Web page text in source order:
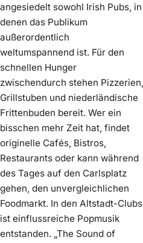
angesiedelt sowohl Irish Pubs, in
denen das Publikum
außerordentlich
weltumspannend ist. Für den
schnellen Hunger
zwischendurch stehen Pizzerien,
Grillstuben und niederländische
Frittenbuden bereit. Wer ein
bisschen mehr Zeit hat, findet
originelle Cafés, Bistros,
Restaurants oder kann während
des Tages auf den Carlsplatz
gehen, den unvergleichlichen
Foodmarkt. In den Altstadt-Clubs
ist einflussreiche Popmusik
entstanden. „The Sound of